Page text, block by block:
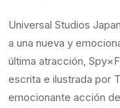
Universal Studios
a una nueva y
última atracción,
escrita e ilustrada por
emocionante acción